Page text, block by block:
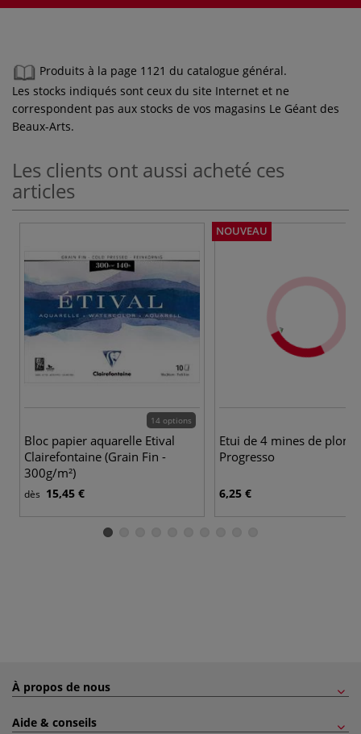
Produits à la page 1121 du catalogue général.
Les stocks indiqués sont ceux du site Internet et ne
correspondent pas aux stocks de vos magasins Le Géant des
Beaux-Arts.
Les clients ont aussi acheté ces
articles
14 options
Bloc papier aquarelle Etival
Clairefontaine (Grain Fin -
300g/m²)
dès 15,45 €
NOUVEAU
Etui de 4 mines de plomb
Progresso
6,25 €
À propos de nous
Aide & conseils